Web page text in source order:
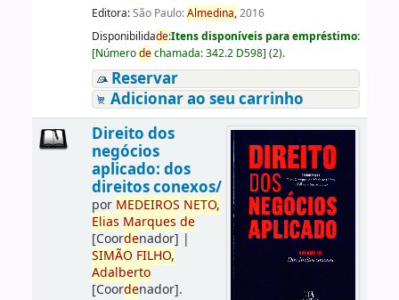
Editora:São Paulo:Almedina,2016
Disponibilidade:Itens disponíveis para empréstimo:
[Númerodechamada:342.2 D598] (2).
Reservar
Adicionar ao seu carrinho
Direito dos
negócios
aplicado: dos
direitos conexos/
por MEDEIROS NETO,
Elias Marques de
[Coordenador] |
SIMÃO FILHO,
Adalberto
[Coordenador].